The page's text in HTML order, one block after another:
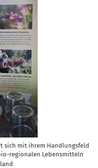
sich mit ihrem Handlungsfeld
regionalen Lebensmitteln